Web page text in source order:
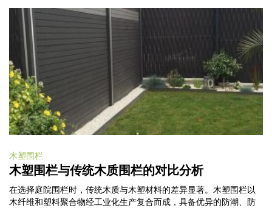
木塑围栏
木塑围栏与传统木质围栏的对比分析
在选择庭院围栏时，传统木质与木塑材料的差异显著。木塑围栏以
木纤维和塑料聚合物经工业化生产复合而成，具备优异的防潮、防